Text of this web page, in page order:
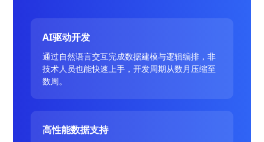
AI驱动开发
通过自然语言交互完成数据建模与逻辑编排，非
技术人员也能快速上手，开发周期从数月压缩至
数周。
高性能数据支持